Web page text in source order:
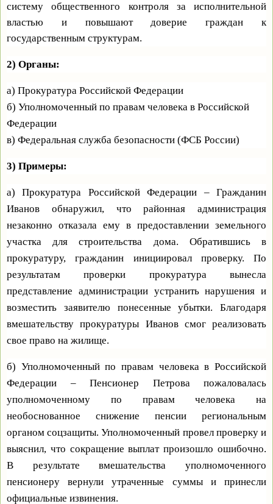
систему общественного контроля за исполнительной
властью и повышают доверие граждан к
государственным структурам.
2) Органы:
а) Прокуратура Российской Федерации
б) Уполномоченный по правам человека в Российской
Федерации
в) Федеральная служба безопасности (ФСБ России)
3) Примеры:
а) Прокуратура Российской Федерации – Гражданин
Иванов обнаружил, что районная администрация
незаконно отказала ему в предоставлении земельного
участка для строительства дома. Обратившись в
прокуратуру, гражданин инициировал проверку. По
результатам проверки прокуратура вынесла
представление администрации устранить нарушения и
возместить заявителю понесенные убытки. Благодаря
вмешательству прокуратуры Иванов смог реализовать
свое право на жилище.
б) Уполномоченный по правам человека в Российской
Федерации – Пенсионер Петрова пожаловалась
уполномоченному по правам человека на
необоснованное снижение пенсии региональным
органом соцзащиты. Уполномоченный провел проверку и
выяснил, что сокращение выплат произошло ошибочно.
В результате вмешательства уполномоченного
пенсионеру вернули утраченные суммы и принесли
официальные извинения.